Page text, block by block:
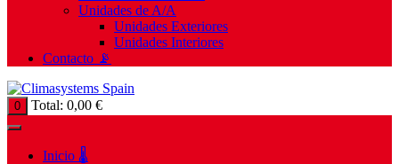
Unidades de A/A
Unidades Exteriores
Unidades Interiores
Contacto 📡
0 Total: 0,00 €
Inicio 🌡️